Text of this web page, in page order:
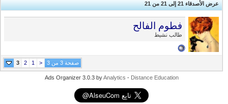
عرض الأصدقاء 21 إلى 21 من 21
فطوم الفالح
طالب نشيط
صفحة 3 من 3 <
1
3
Ads Organizer 3.0.3 byAnalytics -Distance Education